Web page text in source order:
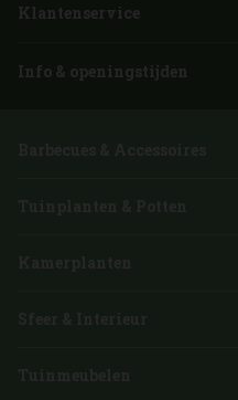
Klantenservice
Info & openingstijden